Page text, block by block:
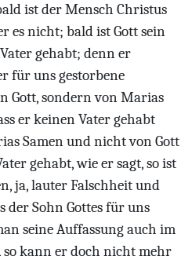
ist der Mensch Christus
es nicht; bald ist Gott sein
gehabt; denn er
für uns gestorbene
Gott, sondern von Marias
er keinen Vater gehabt
Samen und nicht von Gott
gehabt, wie er sagt, so ist
ja, lauter Falschheit und
der Sohn Gottes für uns
seine Auffassung auch im
so kann er doch nicht mehr